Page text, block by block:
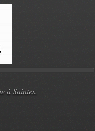
à Saintes.